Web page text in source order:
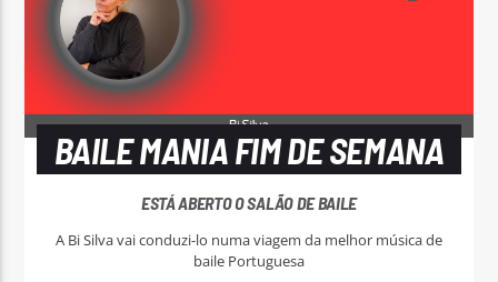
BAILE MANIA FIM DE SEMANA
ESTÁ ABERTO O SALÃO DE BAILE
A Bi Silva vai conduzi-lo numa viagem da melhor música de
baile Portuguesa